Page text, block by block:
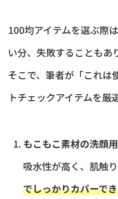
100均アイテムを選ぶ際
い分、失敗することもあ
そこで、筆者が「これは
トチェックアイテムを厳
もこもこ素材の洗顔
吸水性が高く、肌触
でしっかりカバーで